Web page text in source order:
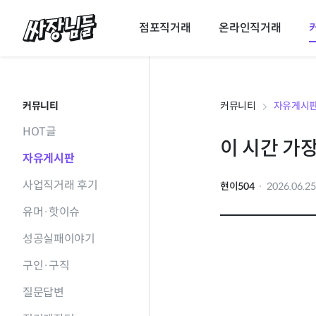
싸장님들 점포직거래 온라인직거래
커뮤니티
HOT글
자유게시판
사업직거래 후기
유머·핫이슈
성공실패이야기
구인·구직
질문답변
커뮤니티 자유게시
이 시간 가
현이504 2026.06.25